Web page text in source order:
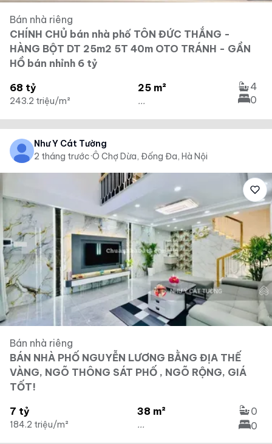
Bán nhà riêng
CHÍNH CHỦ bán nhà phố TÔN ĐỨC THẮNG -
HÀNG BỘT DT 25m2 5T 40m OTO TRÁNH - GẦN
HỒ bán nhỉnh 6 tỷ
68 tỷ
243.2 triệu/m²
25 m²
...
4
0
Như Ý Cát Tường
2 tháng trước·Ô Chợ Dừa, Đống Đa, Hà Nội
Bán nhà riêng
BÁN NHÀ PHỐ NGUYỄN LƯƠNG BẰNG ĐỊA THẾ
VÀNG, NGÕ THÔNG SÁT PHỐ , NGÕ RỘNG, GIÁ
TỐT!
7 tỷ
184.2 triệu/m²
38 m²
...
0
0